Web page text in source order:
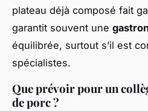
plateau déjà composé fait
garantit souvent une
équilibrée, surtout s’il est
spécialistes.
Que prévoir pour un
de porc ?